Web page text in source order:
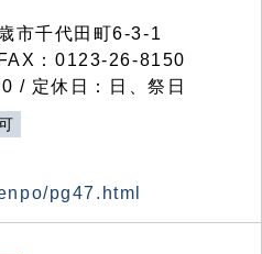
市千代田町6-3-1
：0123-26-8150
/ 定休日：日、祭日
pg47.html